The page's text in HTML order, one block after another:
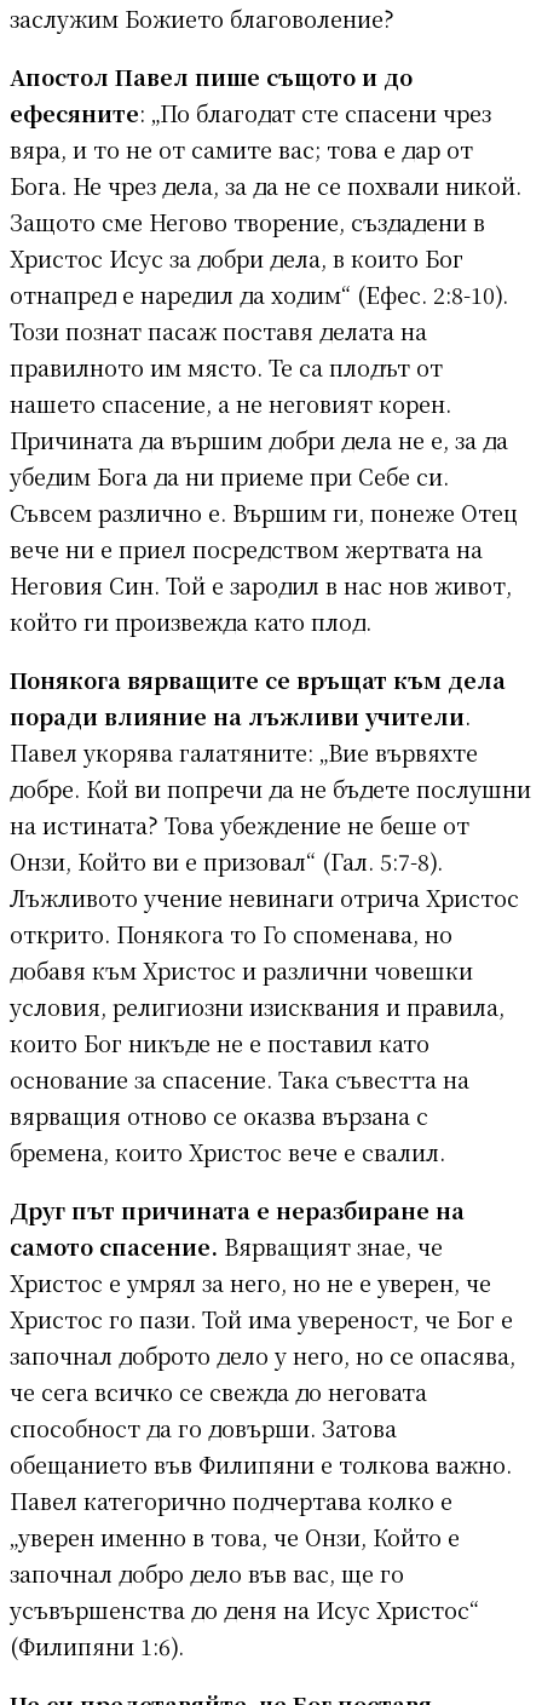
заслужим Божието благоволение?
Апостол Павел пише същото и до
ефесяните: „По благодат сте спасени чрез
вяра, и то не от самите вас; това е дар от
Бога. Не чрез дела, за да не се похвали никой.
Защото сме Негово творение, създадени в
Христос Исус за добри дела, в които Бог
отнапред е наредил да ходим“ (Ефес. 2:8-10).
Този познат пасаж поставя делата на
правилното им място. Те са плодът от
нашето спасение, а не неговият корен.
Причината да вършим добри дела не е, за да
убедим Бога да ни приеме при Себе си.
Съвсем различно е. Вършим ги, понеже Отец
вече ни е приел посредством жертвата на
Неговия Син. Той е зародил в нас нов живот,
който ги произвежда като плод.
Понякога вярващите се връщат към дела
поради влияние на лъжливи учители.
Павел укорява галатяните: „Вие вървяхте
добре. Кой ви попречи да не бъдете послушни
на истината? Това убеждение не беше от
Онзи, Който ви е призовал“ (Гал. 5:7-8).
Лъжливото учение невинаги отрича Христос
открито. Понякога то Го споменава, но
добавя към Христос и различни човешки
условия, религиозни изисквания и правила,
които Бог никъде не е поставил като
основание за спасение. Така съвестта на
вярващия отново се оказва вързана с
бремена, които Христос вече е свалил.
Друг път причината е неразбиране на
самото спасение. Вярващият знае, че
Христос е умрял за него, но не е уверен, че
Христос го пази. Той има увереност, че Бог е
започнал доброто дело у него, но се опасява,
че сега всичко се свежда до неговата
способност да го довърши. Затова
обещанието във Филипяни е толкова важно.
Павел категорично подчертава колко е
„уверен именно в това, че Онзи, Който е
започнал добро дело във вас, ще го
усъвършенства до деня на Исус Христос“
(Филипяни 1:6).